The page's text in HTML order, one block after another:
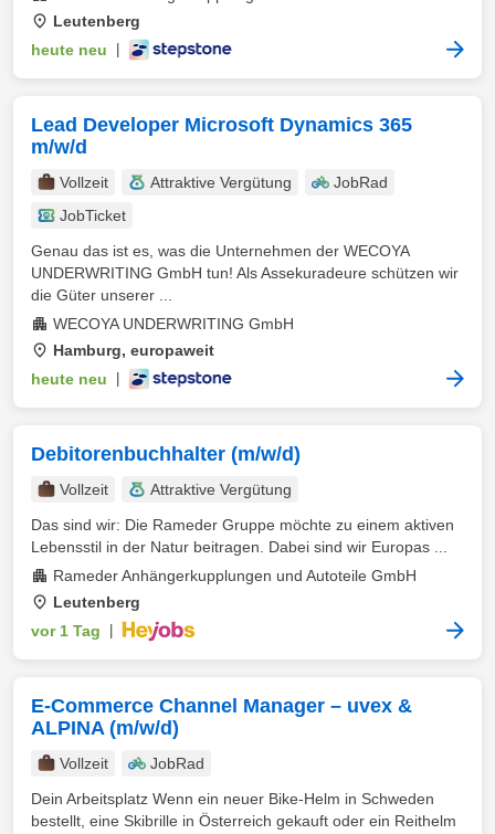
Leutenberg
heute neu
Lead Developer Microsoft Dynamics 365
m/w/d
Vollzeit Attraktive Vergütung
JobRad
JobTicket
Genau das ist es, was die Unternehmen der WECOYA
UNDERWRITING GmbH tun! Als Assekuradeure schützen wir
die Güter unserer ...
WECOYA UNDERWRITING GmbH
Hamburg, europaweit
heute neu
Debitorenbuchhalter (m/w/d)
Vollzeit
Attraktive Vergütung
Das sind wir: Die Rameder Gruppe möchte zu einem aktiven
Lebensstil in der Natur beitragen. Dabei sind wir Europas ...
Rameder Anhängerkupplungen und Autoteile GmbH
Leutenberg
vor 1 Tag
E-Commerce Channel Manager – uvex &
ALPINA (m/w/d)
Vollzeit
JobRad
Dein Arbeitsplatz Wenn ein neuer Bike-Helm in Schweden
bestellt, eine Skibrille in Österreich gekauft oder ein Reithelm